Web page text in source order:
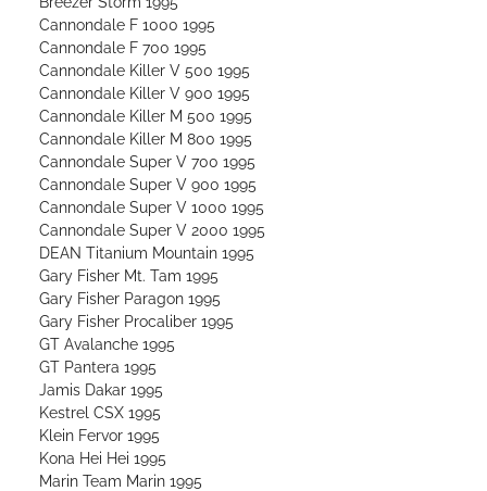
Cannondale F 1000 1995
Cannondale F 700 1995
Cannondale Killer V 500 1995
Cannondale Killer V 900 1995
Cannondale Killer M 500 1995
Cannondale Killer M 800 1995
Cannondale Super V 700 1995
Cannondale Super V 900 1995
Cannondale Super V 1000 1995
Cannondale Super V 2000 1995
DEAN Titanium Mountain 1995
Gary Fisher Mt. Tam 1995
Gary Fisher Paragon 1995
Gary Fisher Procaliber 1995
GT Avalanche 1995
GT Pantera 1995
Jamis Dakar 1995
Kestrel CSX 1995
Klein Fervor 1995
Kona Hei Hei 1995
Marin Team Marin 1995